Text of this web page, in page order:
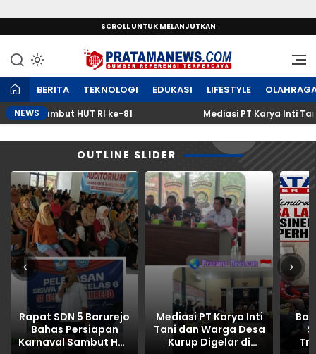
SCROLL UNTUK MELANJUTKAN
PratamaNews.com
Sumber Referensi Terpercaya
BERITA TEKNOLOGI EDUKASI LIFESTYLE
NEWS
Sambut HUT RI ke-81 Mediasi PT Karya Inti Tani
OUTLINE SLIDER
Rapat SDN 5 Barurejo
Bahas Persiapan
Karnaval Sambut HUT
Mediasi PT Karya Inti
Tani dan Warga Desa
Kurup Digelar di